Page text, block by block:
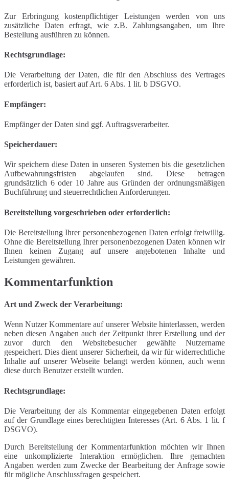
Zur Erbringung kostenpflichtiger Leistungen werden von uns
zusätzliche Daten erfragt, wie z.B. Zahlungsangaben, um Ihre
Bestellung ausführen zu können.
Rechtsgrundlage:
Die Verarbeitung der Daten, die für den Abschluss des Vertrages
erforderlich ist, basiert auf Art. 6 Abs. 1 lit. b DSGVO.
Empfänger:
Empfänger der Daten sind ggf. Auftragsverarbeiter.
Speicherdauer:
Wir speichern diese Daten in unseren Systemen bis die gesetzlichen
Aufbewahrungsfristen abgelaufen sind. Diese betragen
grundsätzlich 6 oder 10 Jahre aus Gründen der ordnungsmäßigen
Buchführung und steuerrechtlichen Anforderungen.
Bereitstellung vorgeschrieben oder erforderlich:
Die Bereitstellung Ihrer personenbezogenen Daten erfolgt freiwillig.
Ohne die Bereitstellung Ihrer personenbezogenen Daten können wir
Ihnen keinen Zugang auf unsere angebotenen Inhalte und
Leistungen gewähren.
Kommentarfunktion
Art und Zweck der Verarbeitung:
Wenn Nutzer Kommentare auf unserer Website hinterlassen, werden
neben diesen Angaben auch der Zeitpunkt ihrer Erstellung und der
zuvor durch den Websitebesucher gewählte Nutzername
gespeichert. Dies dient unserer Sicherheit, da wir für widerrechtliche
Inhalte auf unserer Webseite belangt werden können, auch wenn
diese durch Benutzer erstellt wurden.
Rechtsgrundlage:
Die Verarbeitung der als Kommentar eingegebenen Daten erfolgt
auf der Grundlage eines berechtigten Interesses (Art. 6 Abs. 1 lit. f
DSGVO).
Durch Bereitstellung der Kommentarfunktion möchten wir Ihnen
eine unkomplizierte Interaktion ermöglichen. Ihre gemachten
Angaben werden zum Zwecke der Bearbeitung der Anfrage sowie
für mögliche Anschlussfragen gespeichert.